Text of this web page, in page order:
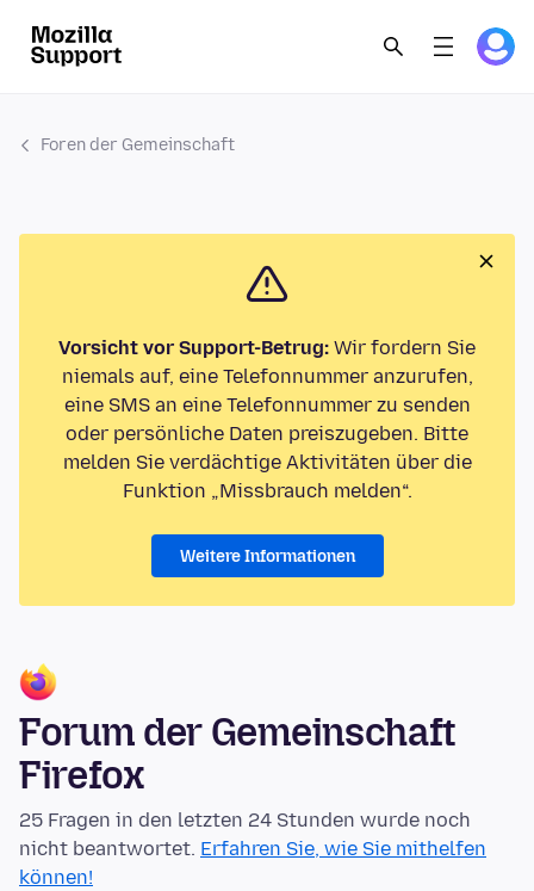
Foren der Gemeinschaft
Vorsicht vor Support-Betrug: Wir fordern Sie
niemals auf, eine Telefonnummer anzurufen,
eine SMS an eine Telefonnummer zu senden
oder persönliche Daten preiszugeben. Bitte
melden Sie verdächtige Aktivitäten über die
Funktion „Missbrauch melden“.
Weitere Informationen
Forum der Gemeinschaft
Firefox
25 Fragen in den letzten 24 Stunden wurde noch
nicht beantwortet. Erfahren Sie, wie Sie mithelfen
können!